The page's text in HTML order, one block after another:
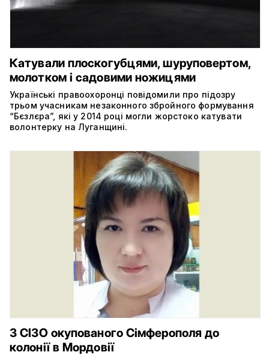
Катували плоскогубцями, шуруповертом,
молотком і садовими ножицями
Українські правоохоронці повідомили про підозру
трьом учасникам незаконного збройного формування
“Бєзлєра”, які у 2014 році могли жорстоко катувати
волонтерку на Луганщині.
З СІЗО окупованого Сімферополя до
колонії в Мордовії